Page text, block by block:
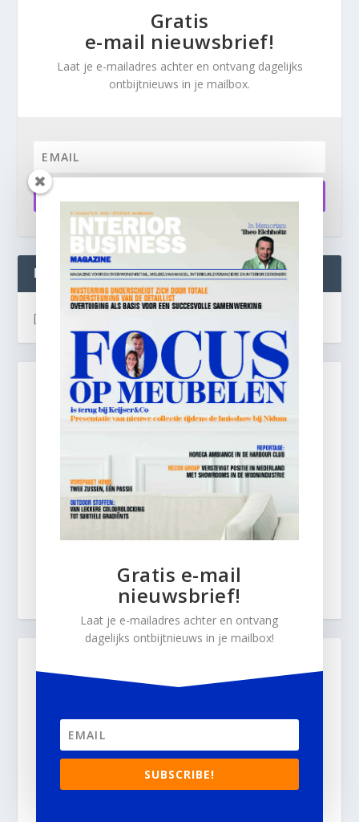
Gratis
e-mail nieuwsbrief!
Laat je e-mailadres achter en ontvang dagelijks
ontbijtnieuws in je mailbox.
INTERIOR BUSINESS LIVE:
[instagram-feed]
Gratis e-mail
nieuwsbrief!
Laat je e-mailadres achter en ontvang
dagelijks ontbijtnieuws in je mailbox!
SUBSCRIBE!